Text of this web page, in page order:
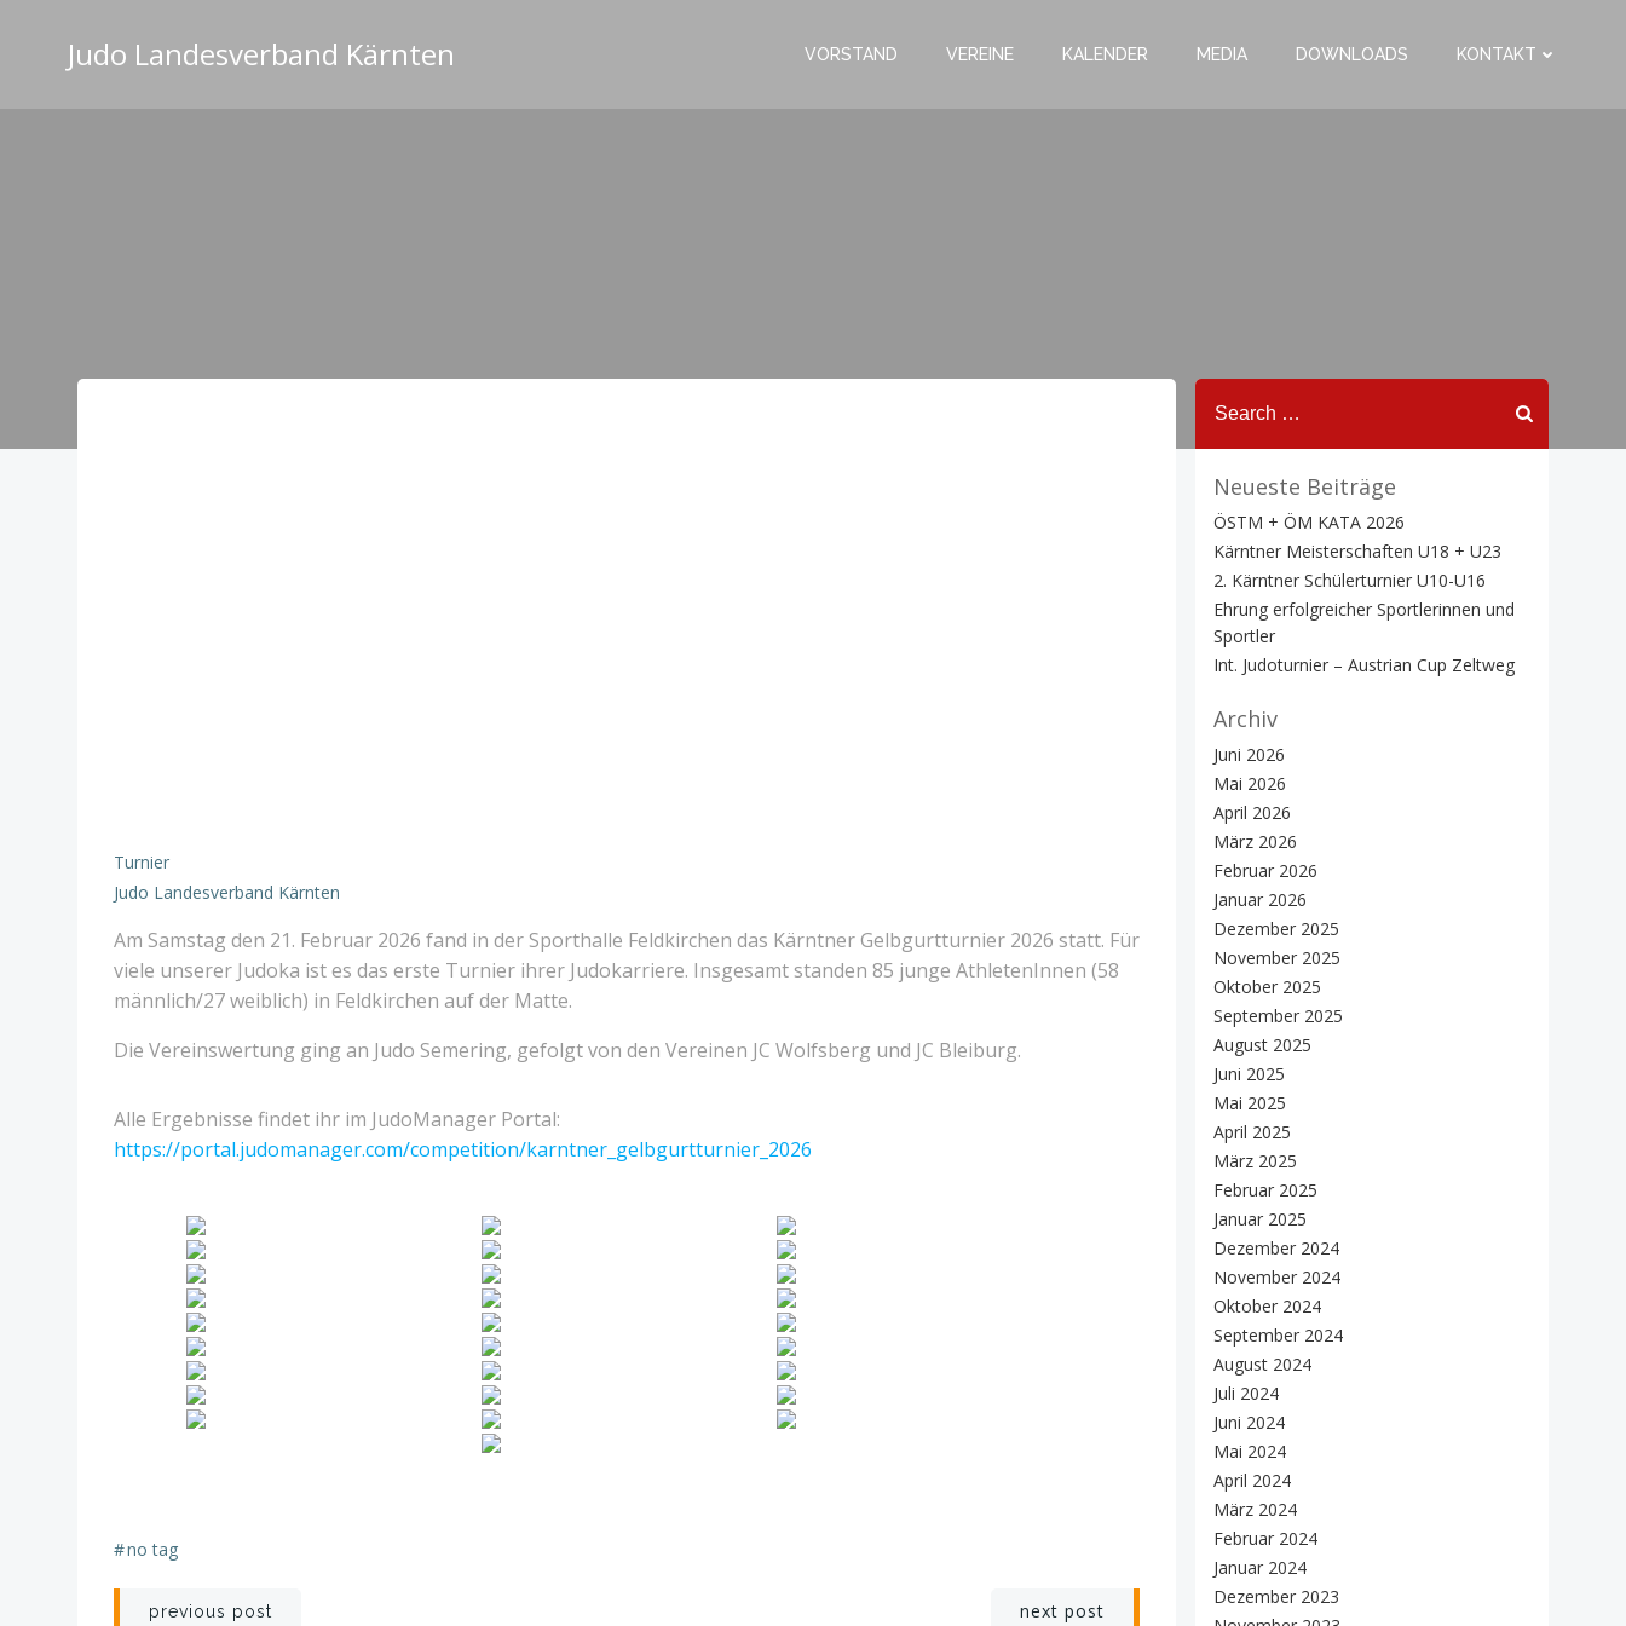
springenJudo Landesverband Kärnten VORSTAND VEREINE KALENDER MEDIA DOWNLOADS KONTAKT
Turnier
Judo Landesverband Kärnten
Am Samstag den 21. Februar 2026 fand in der Sporthalle Feldkirchen das Kärntner Gelbgurtturnier 2026 statt. Für
viele unserer Judoka ist es das erste Turnier ihrer Judokarriere. Insgesamt standen 85 junge AthletenInnen (58
männlich/27 weiblich) in Feldkirchen auf der Matte.
Die Vereinswertung ging an Judo Semering, gefolgt von den Vereinen JC Wolfsberg und JC Bleiburg.
Alle Ergebnisse findet ihr im JudoManager Portal:
https://portal.judomanager.com/competition/karntner_gelbgurtturnier_2026
#no tag
previous post next post
Search
for:
Neueste Beiträge
ÖSTM + ÖM KATA 2026
Kärntner Meisterschaften U18 + U23
2. Kärntner Schülerturnier U10-U16
Ehrung erfolgreicher Sportlerinnen und
Sportler
Int. Judoturnier – Austrian Cup Zeltweg
Archiv
Juni 2026
Mai 2026
April 2026
März 2026
Februar 2026
Januar 2026
Dezember 2025
November 2025
Oktober 2025
September 2025
August 2025
Juni 2025
Mai 2025
April 2025
März 2025
Februar 2025
Januar 2025
Dezember 2024
November 2024
Oktober 2024
September 2024
August 2024
Juli 2024
Juni 2024
Mai 2024
April 2024
März 2024
Februar 2024
Januar 2024
Dezember 2023